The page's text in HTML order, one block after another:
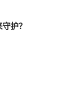
护？